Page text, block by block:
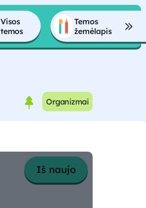
Visos
temos
Temos
žemėlapis
Organizmai
Iš naujo